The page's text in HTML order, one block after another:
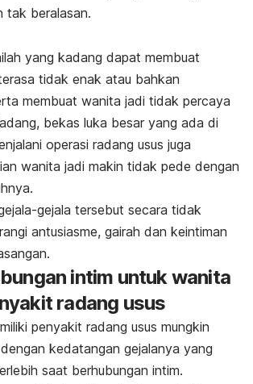
tak beralasan.
yang kadang dapat membuat
tidak enak atau bahkan
membuat wanita jadi tidak percaya
bekas luka besar yang ada di
operasi radang usus juga
wanita jadi makin tidak pede dengan
gejala tersebut secara tidak
antusiasme, gairah dan keintiman
intim untuk wanita
radang usus
penyakit radang usus mungkin
kedatangan gejalanya yang
saat berhubungan intim.